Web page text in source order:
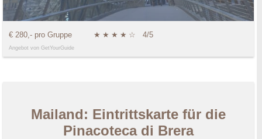
€ 280,- pro Gruppe ★ ★ ★ ★ ☆ 4/5
Angebot von GetYourGuide
Mailand: Eintrittskarte für die
Pinacoteca di Brera